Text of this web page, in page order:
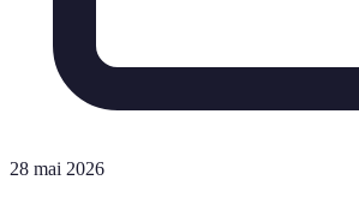
28 mai 2026